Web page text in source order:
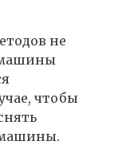
не
машины
чтобы